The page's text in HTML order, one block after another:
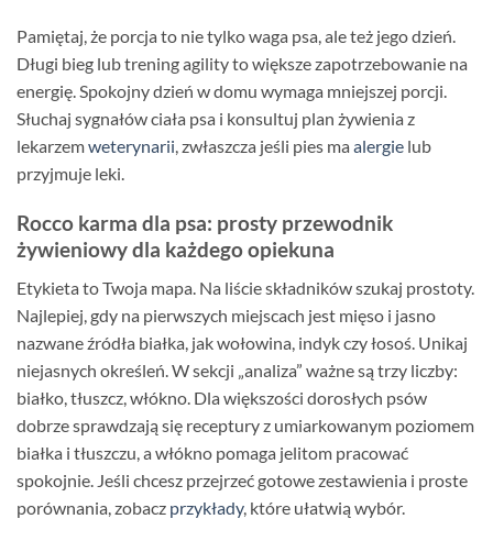
Pamiętaj, że porcja to nie tylko waga psa, ale też jego dzień.
Długi bieg lub trening agility to większe zapotrzebowanie na
energię. Spokojny dzień w domu wymaga mniejszej porcji.
Słuchaj sygnałów ciała psa i konsultuj plan żywienia z
lekarzemweterynarii, zwłaszcza jeśli pies ma alergie lub
przyjmuje leki.
Rocco karma dla psa: prosty przewodnik
żywieniowy dla każdego opiekuna
Etykieta to Twoja mapa. Na liście składników szukaj prostoty.
Najlepiej, gdy na pierwszych miejscach jest mięso i jasno
nazwane źródła białka, jak wołowina, indyk czy łosoś. Unikaj
niejasnych określeń. W sekcji „analiza” ważne są trzy liczby:
białko, tłuszcz, włókno. Dla większości dorosłych psów
dobrze sprawdzają się receptury z umiarkowanym poziomem
białka i tłuszczu, a włókno pomaga jelitom pracować
spokojnie. Jeśli chcesz przejrzeć gotowe zestawienia i proste
porównania, zobacz przykłady, które ułatwią wybór.